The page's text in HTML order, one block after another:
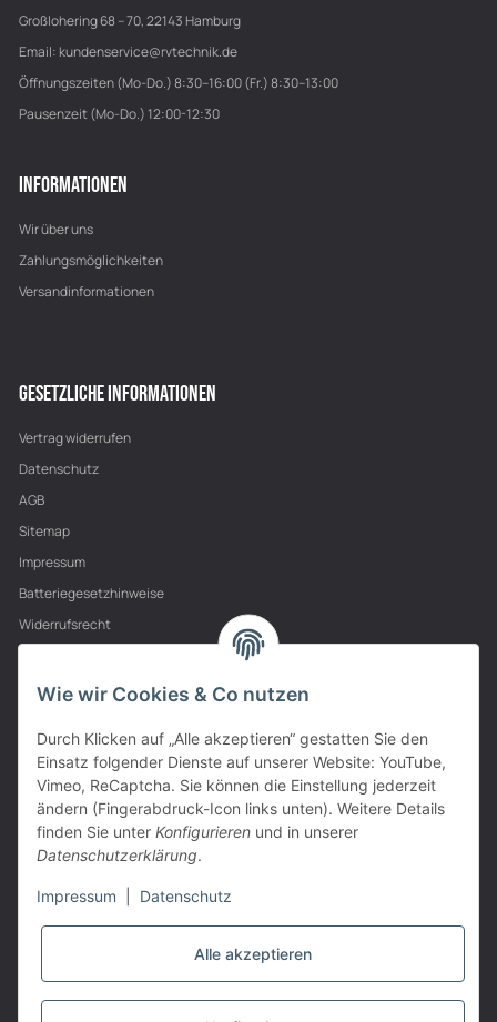
Großlohering 68 – 70, 22143 Hamburg
Email: kundenservice@rvtechnik.de
Öffnungszeiten (Mo-Do.) 8:30–16:00 (Fr.) 8:30–13:00
Pausenzeit (Mo-Do.) 12:00-12:30
INFORMATIONEN
Wir über uns
Zahlungsmöglichkeiten
Versandinformationen
GESETZLICHE INFORMATIONEN
Vertrag widerrufen
Datenschutz
AGB
Sitemap
Impressum
Batteriegesetzhinweise
Widerrufsrecht
PARTNER
VERTRAG WIDERRUFEN
Wie wir Cookies & Co nutzen
Durch Klicken auf „Alle akzeptieren“ gestatten Sie den
Einsatz folgender Dienste auf unserer Website: YouTube,
Vimeo, ReCaptcha. Sie können die Einstellung jederzeit
ändern (Fingerabdruck-Icon links unten). Weitere Details
finden Sie unter Konfigurieren und in unserer
Datenschutzerklärung.
Impressum Datenschutz
Alle akzeptieren